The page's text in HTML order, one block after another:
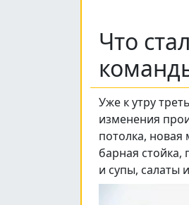
Что
Уже к утру
изменения
потолка, новая
барная стойка,
и супы, салаты